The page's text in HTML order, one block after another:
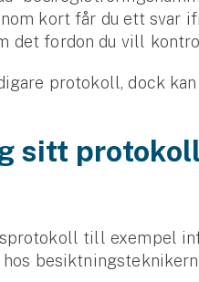
kort får du ett svar
det fordon du vill
protokoll, dock
sitt
till exempel